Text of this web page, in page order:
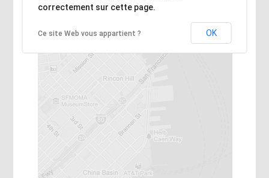
correctement sur cette page.
Ce site Web vous appartient ? OK